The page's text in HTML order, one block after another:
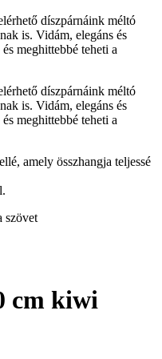
díszpárnáink méltó
is. Vidám, elegáns és
meghittebbé teheti a
díszpárnáink méltó
is. Vidám, elegáns és
meghittebbé teheti a
amely összhangja teljessé
szövet
cm kiwi